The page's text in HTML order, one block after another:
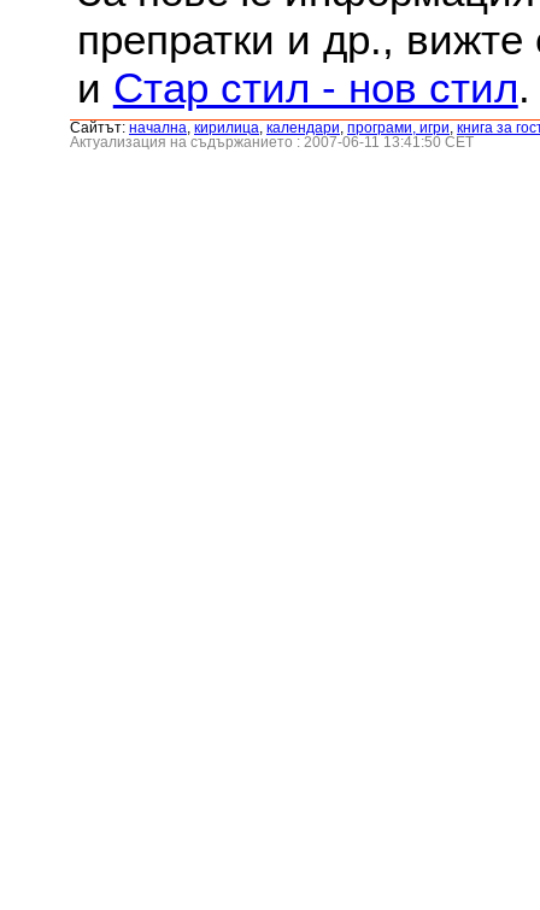
препратки и др.,
и Стар стил - нов стил.
Сайтът: началнa кирилица календари програми, игри книга за
Актуализация на съдържанието : 2007-06-11 13:41:50 CET